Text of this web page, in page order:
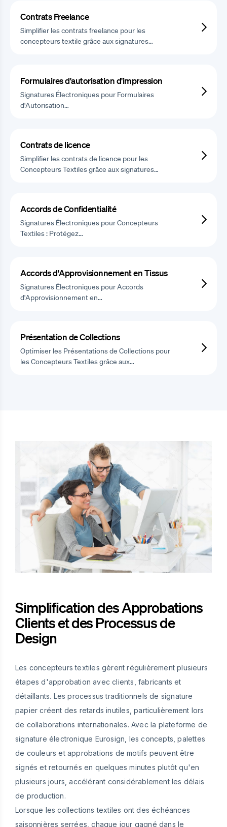
Contrats Freelance
Simplifier les contrats freelance pour les
concepteurs textile grâce aux signatures…
Formulaires d'autorisation d'impression
Signatures Électroniques pour Formulaires
d'Autorisation…
Contrats de licence
Simplifier les contrats de licence pour les
Concepteurs Textiles grâce aux signatures…
Accords de Confidentialité
Signatures Électroniques pour Concepteurs
Textiles : Protégez…
Accords d'Approvisionnement en Tissus
Signatures Électroniques pour Accords
d'Approvisionnement en…
Présentation de Collections
Optimiser les Présentations de Collections pour
les Concepteurs Textiles grâce aux…
Simplification des Approbations
Clients et des Processus de
Design
Les concepteurs textiles gèrent régulièrement plusieurs
étapes d'approbation avec clients, fabricants et
détaillants. Les processus traditionnels de signature
papier créent des retards inutiles, particulièrement lors
de collaborations internationales. Avec la plateforme de
signature électronique Eurosign, les concepts, palettes
de couleurs et approbations de motifs peuvent être
signés et retournés en quelques minutes plutôt qu'en
plusieurs jours, accélérant considérablement les délais
de production.
Lorsque les collections textiles ont des échéances
saisonnières serrées, chaque jour gagné dans le